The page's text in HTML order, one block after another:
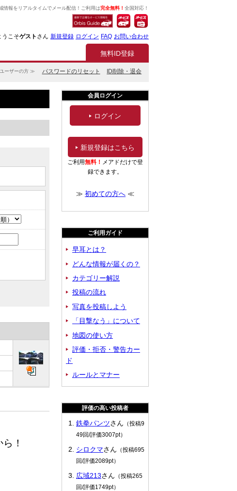
情報をリアルタイムでメール配信！ご利用は完全無料！ 全国対応！
うこそゲスト さん 新規登録 ログイン FAQ お問い合わせ
無料ID登録
ーザーの方 ≫ パスワードのリセット ID削除・退会
！
会員ログイン
ログイン
新規登録はこちら
ご利用無料！ メアドだけで登
録できます。
≫ 初めての方へ ≪
ご利用ガイド
早耳とは？
どんな情報が届くの？
カテゴリー解説
投稿の流れ
写真を投稿しよう
「目撃なう」について
地図の使い方
評価・拒否・警告カー
ド
ルールとマナー
評価の高い投稿者
鉄拳パンツさん （投稿9
49回/評価3007pt）
シロクマさん （投稿695
回/評価2089pt）
広域213さん （投稿265
回/評価1749pt）